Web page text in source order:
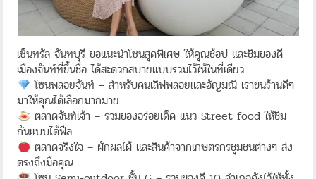
เซ็นทรัล จันทบุรี ขอแนะนำโซนสุดพิเศษ ให้คุณช้อป และชิมของดี
เมืองจันท์ที่ขึ้นชื่อ ได้สะดวกสบายแบบรวมไว้ให้ในที่เดียว​
โซนพลอยจันท์ – สำหรับคนเลิฟพลอยและอัญมณี เราขนร้านดีๆ
มาให้คุณได้เลือกมากมาย​
ตลาดจันท์เจ้า – รวมของอร่อยเด็ด แนว Street food ให้ชิม
กันแบบได้ฟีล​
ตลาดจริงใจ – ผักผลไผ้ และสินค้าจากเกษตรกรชุมชนต่างๆ ส่ง
ตรงถึงมือคุณ​